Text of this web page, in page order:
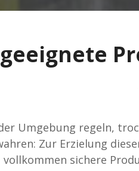
geeignete
Umgebung regeln,
Zur Erzielung
vollkommen sichere